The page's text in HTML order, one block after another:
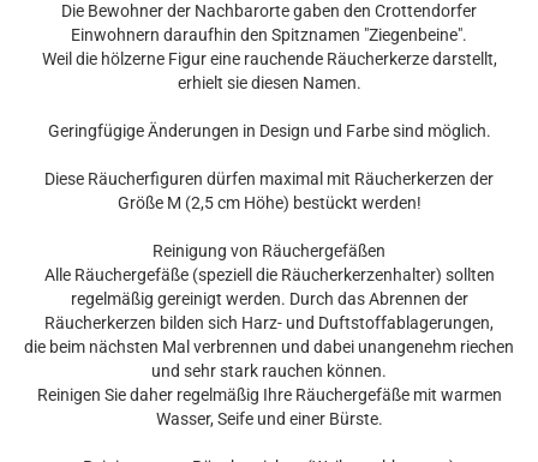
Die Bewohner der Nachbarorte gaben den Crottendorfer
Einwohnern daraufhin den Spitznamen "Ziegenbeine".
Weil die hölzerne Figur eine rauchende Räucherkerze darstellt,
erhielt sie diesen Namen.
Geringfügige Änderungen in Design und Farbe sind möglich.
Diese Räucherfiguren dürfen maximal mit Räucherkerzen der
Größe M (2,5 cm Höhe) bestückt werden!
Reinigung von Räuchergefäßen
Alle Räuchergefäße (speziell die Räucherkerzenhalter) sollten
regelmäßig gereinigt werden. Durch das Abrennen der
Räucherkerzen bilden sich Harz- und Duftstoffablagerungen,
die beim nächsten Mal verbrennen und dabei unangenehm riechen
und sehr stark rauchen können.
Reinigen Sie daher regelmäßig Ihre Räuchergefäße mit warmen
Wasser, Seife und einer Bürste.